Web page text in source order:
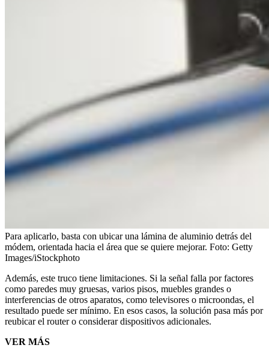
Para aplicarlo, basta con ubicar una lámina de aluminio detrás del
módem, orientada hacia el área que se quiere mejorar. Foto: Getty
Images/iStockphoto
Además, este truco tiene limitaciones. Si la señal falla por factores
como paredes muy gruesas, varios pisos, muebles grandes o
interferencias de otros aparatos, como televisores o microondas, el
resultado puede ser mínimo. En esos casos, la solución pasa más por
reubicar el router o considerar dispositivos adicionales.
VER MÁS